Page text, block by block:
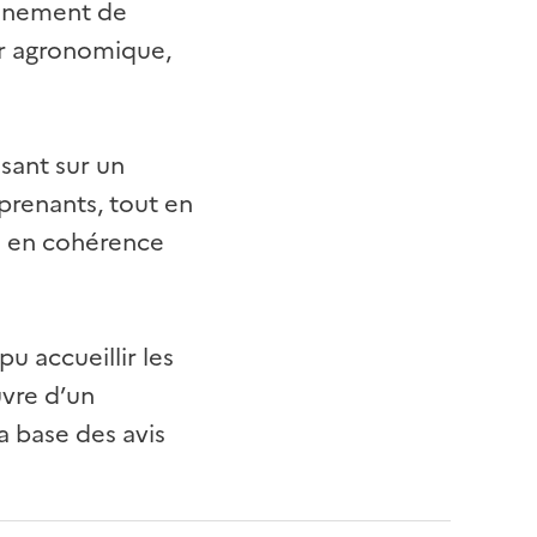
de
agronomique,
sur un
tout en
cohérence
accueillir les
d’un
des avis